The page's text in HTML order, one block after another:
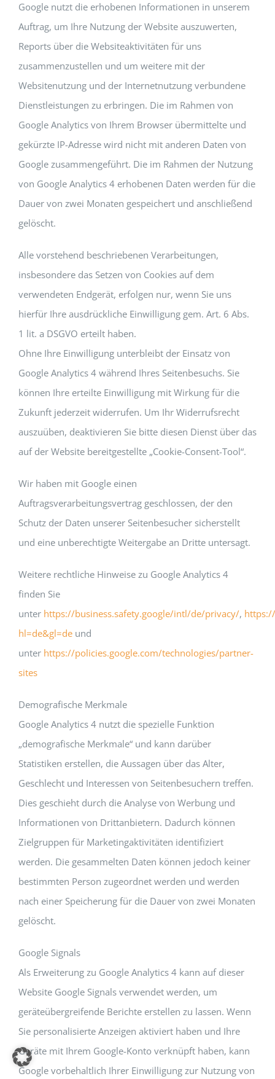
Google nutzt die erhobenen Informationen in unserem
Auftrag, um Ihre Nutzung der Website auszuwerten,
Reports über die Websiteaktivitäten für uns
zusammenzustellen und um weitere mit der
Websitenutzung und der Internetnutzung verbundene
Dienstleistungen zu erbringen. Die im Rahmen von
Google Analytics von Ihrem Browser übermittelte und
gekürzte IP-Adresse wird nicht mit anderen Daten von
Google zusammengeführt. Die im Rahmen der Nutzung
von Google Analytics 4 erhobenen Daten werden für die
Dauer von zwei Monaten gespeichert und anschließend
gelöscht.
Alle vorstehend beschriebenen Verarbeitungen,
insbesondere das Setzen von Cookies auf dem
verwendeten Endgerät, erfolgen nur, wenn Sie uns
hierfür Ihre ausdrückliche Einwilligung gem. Art. 6 Abs.
1 lit. a DSGVO erteilt haben.
Ohne Ihre Einwilligung unterbleibt der Einsatz von
Google Analytics 4 während Ihres Seitenbesuchs. Sie
können Ihre erteilte Einwilligung mit Wirkung für die
Zukunft jederzeit widerrufen. Um Ihr Widerrufsrecht
auszuüben, deaktivieren Sie bitte diesen Dienst über das
auf der Website bereitgestellte „Cookie-Consent-Tool“.
Wir haben mit Google einen
Auftragsverarbeitungsvertrag geschlossen, der den
Schutz der Daten unserer Seitenbesucher sicherstellt
und eine unberechtigte Weitergabe an Dritte untersagt.
Weitere rechtliche Hinweise zu Google Analytics 4
finden Sie
unter https://business.safety.google/intl/de/privacy/,
hl=de&gl=deund
unter https://policies.google.com/technologies/partner-
sites
Demografische Merkmale
Google Analytics 4 nutzt die spezielle Funktion
„demografische Merkmale“ und kann darüber
Statistiken erstellen, die Aussagen über das Alter,
Geschlecht und Interessen von Seitenbesuchern treffen.
Dies geschieht durch die Analyse von Werbung und
Informationen von Drittanbietern. Dadurch können
Zielgruppen für Marketingaktivitäten identifiziert
werden. Die gesammelten Daten können jedoch keiner
bestimmten Person zugeordnet werden und werden
nach einer Speicherung für die Dauer von zwei Monaten
gelöscht.
Google Signals
Als Erweiterung zu Google Analytics 4 kann auf dieser
Website Google Signals verwendet werden, um
geräteübergreifende Berichte erstellen zu lassen. Wenn
Sie personalisierte Anzeigen aktiviert haben und Ihre
Geräte mit Ihrem Google-Konto verknüpft haben, kann
Google vorbehaltlich Ihrer Einwilligung zur Nutzung von